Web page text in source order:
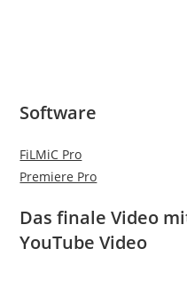
Software
FiLMiC Pro
Premiere Pro
Das finale Video
YouTube Video